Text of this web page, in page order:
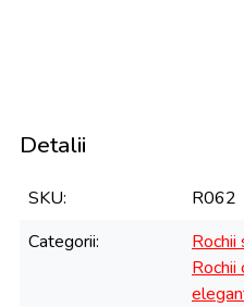
Detalii
SKU
R062
Categorii
Rochii
Rochii